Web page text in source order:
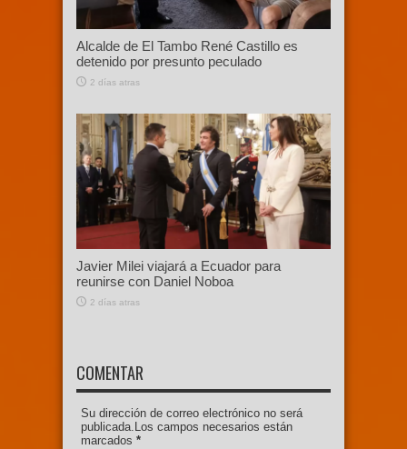
Alcalde de El Tambo René Castillo es
detenido por presunto peculado
2 días atras
Javier Milei viajará a Ecuador para
reunirse con Daniel Noboa
2 días atras
COMENTAR
Su dirección de correo electrónico no será
publicada.Los campos necesarios están
marcados *